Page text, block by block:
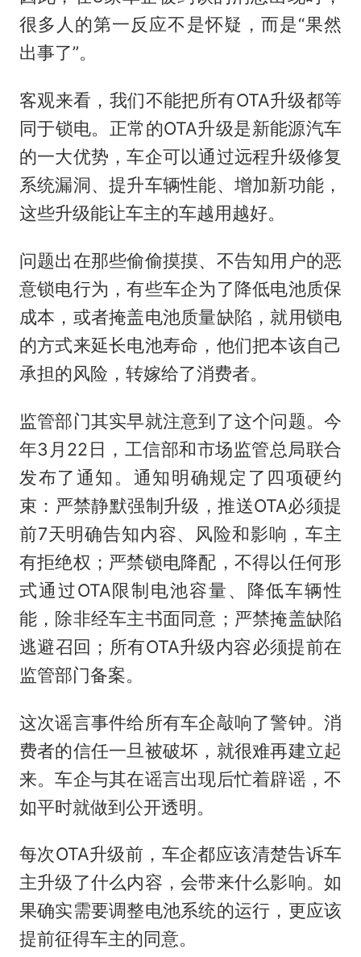
很多人的第一反应不是怀疑，而是“果然
出事了”。
客观来看，我们不能把所有OTA升级都等
同于锁电。正常的OTA升级是新能源汽车
的一大优势，车企可以通过远程升级修复
系统漏洞、提升车辆性能、增加新功能，
这些升级能让车主的车越用越好。
问题出在那些偷偷摸摸、不告知用户的恶
意锁电行为，有些车企为了降低电池质保
成本，或者掩盖电池质量缺陷，就用锁电
的方式来延长电池寿命，他们把本该自己
承担的风险，转嫁给了消费者。
监管部门其实早就注意到了这个问题。今
年3月22日，工信部和市场监管总局联合
发布了通知。通知明确规定了四项硬约
束：严禁静默强制升级，推送OTA必须提
前7天明确告知内容、风险和影响，车主
有拒绝权；严禁锁电降配，不得以任何形
式通过OTA限制电池容量、降低车辆性
能，除非经车主书面同意；严禁掩盖缺陷
逃避召回；所有OTA升级内容必须提前在
监管部门备案。
这次谣言事件给所有车企敲响了警钟。消
费者的信任一旦被破坏，就很难再建立起
来。车企与其在谣言出现后忙着辟谣，不
如平时就做到公开透明。
每次OTA升级前，车企都应该清楚告诉车
主升级了什么内容，会带来什么影响。如
果确实需要调整电池系统的运行，更应该
提前征得车主的同意。